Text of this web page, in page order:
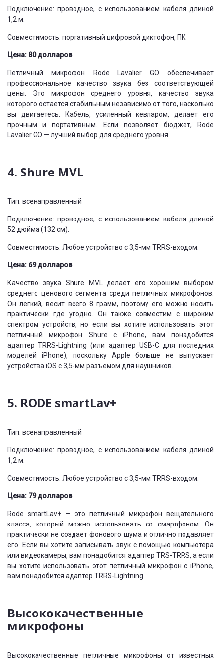
Подключение: проводное, с использованием кабеля длиной
1,2 м.
Совместимость: портативный цифровой диктофон, ПК
Цена: 80 долларов
Петличный микрофон Rode Lavalier GO обеспечивает
профессиональное качество звука без соответствующей
цены. Это микрофон среднего уровня, качество звука
которого остается стабильным независимо от того, насколько
вы двигаетесь. Кабель, усиленный кевларом, делает его
прочным и портативным. Если позволяет бюджет, Rode
Lavalier GO — лучший выбор для среднего уровня.
4. Shure MVL
Тип: всенаправленный
Подключение: проводное, с использованием кабеля длиной
52 дюйма (132 см).
Совместимость: Любое устройство с 3,5-мм TRRS-входом.
Цена: 69 долларов
Качество звука Shure MVL делает его хорошим выбором
среднего ценового сегмента среди петличных микрофонов.
Он легкий, весит всего 8 грамм, поэтому его можно носить
практически где угодно. Он также совместим с широким
спектром устройств, но если вы хотите использовать этот
петличный микрофон Shure с iPhone, вам понадобится
адаптер TRRS-Lightning (или адаптер USB-C для последних
моделей iPhone), поскольку Apple больше не выпускает
устройства iOS с 3,5-мм разъемом для наушников.
5. RODE smartLav+
Тип: всенаправленный
Подключение: проводное, с использованием кабеля длиной
1,2 м.
Совместимость: Любое устройство с 3,5-мм TRRS-входом.
Цена: 79 долларов
Rode smartLav+ — это петличный микрофон вещательного
класса, который можно использовать со смартфоном. Он
практически не создает фонового шума и отлично подавляет
его. Если вы хотите записывать звук с помощью компьютера
или видеокамеры, вам понадобится адаптер TRS-TRRS, а если
вы хотите использовать этот петличный микрофон с iPhone,
вам понадобится адаптер TRRS-Lightning.
Высококачественные
микрофоны
Высококачественные петличные микрофоны от известных